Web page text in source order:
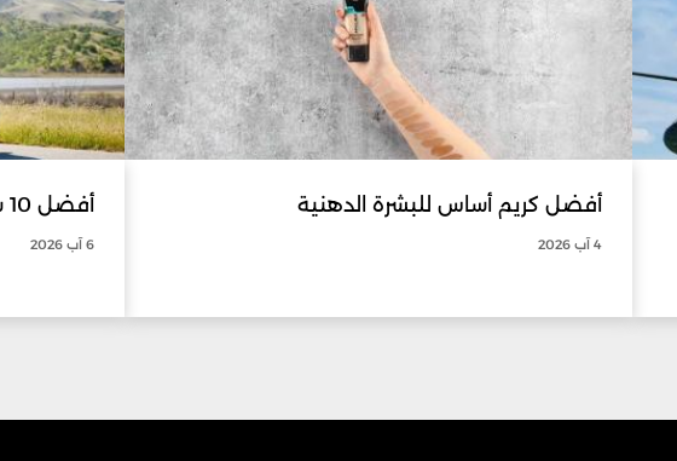
أفضل كريم أساس للبشرة الدهنية
4 آب 2026
أفضل 10 سيارات مناسبة للشباب
6 آب 2026